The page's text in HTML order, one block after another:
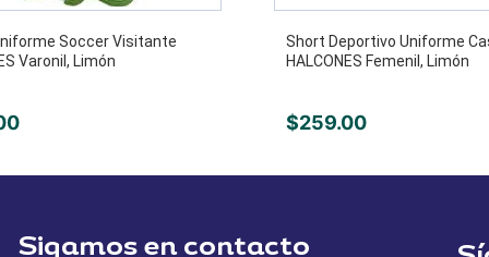
Soccer Visitante
Varonil, Limón
Short Deportivo Uniforme
HALCONES Femenil, Limón
$259.00
Sigamos en contacto